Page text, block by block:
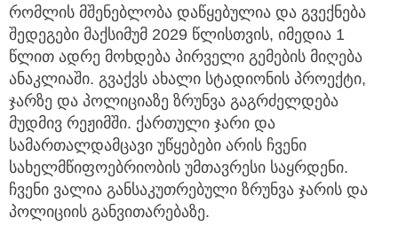
რომლის მშენებლობა დაწყებულია და გვექნება
შედეგები მაქსიმუმ 2029 წლისთვის, იმედია 1
წლით ადრე მოხდება პირველი გემების მიღება
ანაკლიაში. გვაქვს ახალი სტადიონის პროექტი,
ჯარზე და პოლიციაზე ზრუნვა გაგრძელდება
მუდმივ რეჟიმში. ქართული ჯარი და
სამართალდამცავი უწყებები არის ჩვენი
სახელმწიფოებრიობის უმთავრესი საყრდენი.
ჩვენი ვალია განსაკუთრებული ზრუნვა ჯარის და
პოლიციის განვითარებაზე.